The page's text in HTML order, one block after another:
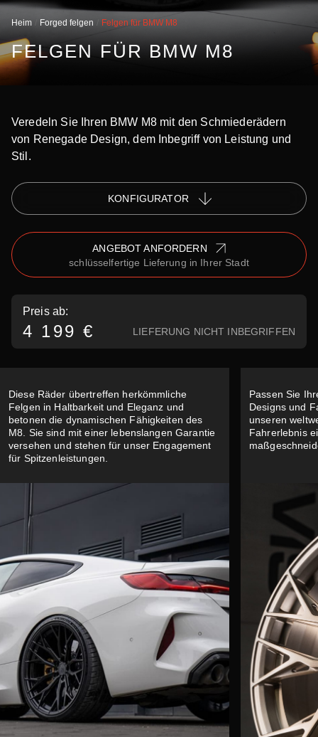
Heim Forged felgen Felgen für BMW M8
FELGEN FÜR BMW M8
Preis ab:
4 199 € LIEFERUNG NICHT INBEGRIFFEN
Veredeln Sie Ihren BMW M8 mit den Schmiederädern
von Renegade Design, dem Inbegriff von Leistung und
Stil.
KONFIGURATOR
ANGEBOT ANFORDERN
schlüsselfertige Lieferung in Ihrer Stadt
Diese Räder übertreffen herkömmliche
Felgen in Haltbarkeit und Eleganz und
betonen die dynamischen Fähigkeiten des
M8. Sie sind mit einer lebenslangen Garantie
versehen und stehen für unser Engagement
für Spitzenleistungen.
Passen Sie
Designs und
unseren
Fahrerlebnis